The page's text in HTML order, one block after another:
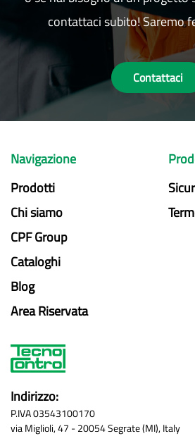
contattaci subito! Saremo
Contattaci
Indirizzo:
P.IVA 03543100170
via Miglioli, 47 - 20054 Segrate (MI), Italy
Navigazione
Prodotti
Chi siamo
CPF Group
Cataloghi
Blog
Area Riservata